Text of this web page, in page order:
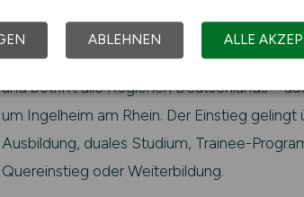
Der Fachkräftebedarf in der Landwirtschaft
Bundesagentur für Arbeit
und betrifft alle Regionen Deutschlands –
um Ingelheim am Rhein. Der Einstieg gelingt
Ausbildung, duales Studium, Trainee-
Quereinstieg oder Weiterbildung.
ABLEHNEN ALLE